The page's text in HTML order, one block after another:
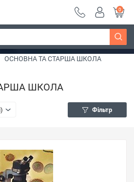
грн ~ 250 грн ~
Дізнатись більше
0
ОСНОВНА ТА СТАРША ШКОЛА
ШКОЛА
Фільтр